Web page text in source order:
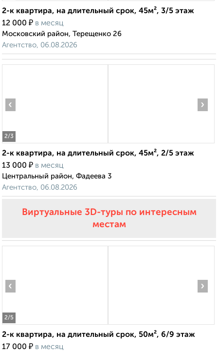
2-к квартира, на длительный срок, 45м², 3/5 этаж
12 000 ₽ в месяц
Московский район, Терещенко 26
Агентство, 06.08.2026
2/3
‹ ›
2-к квартира, на длительный срок, 45м², 2/5 этаж
13 000 ₽ в месяц
Центральный район, Фадеева 3
Агентство, 06.08.2026
Виртуальные 3D-туры по интересным
местам
2/5
‹ ›
2-к квартира, на длительный срок, 50м², 6/9 этаж
17 000 ₽ в месяц